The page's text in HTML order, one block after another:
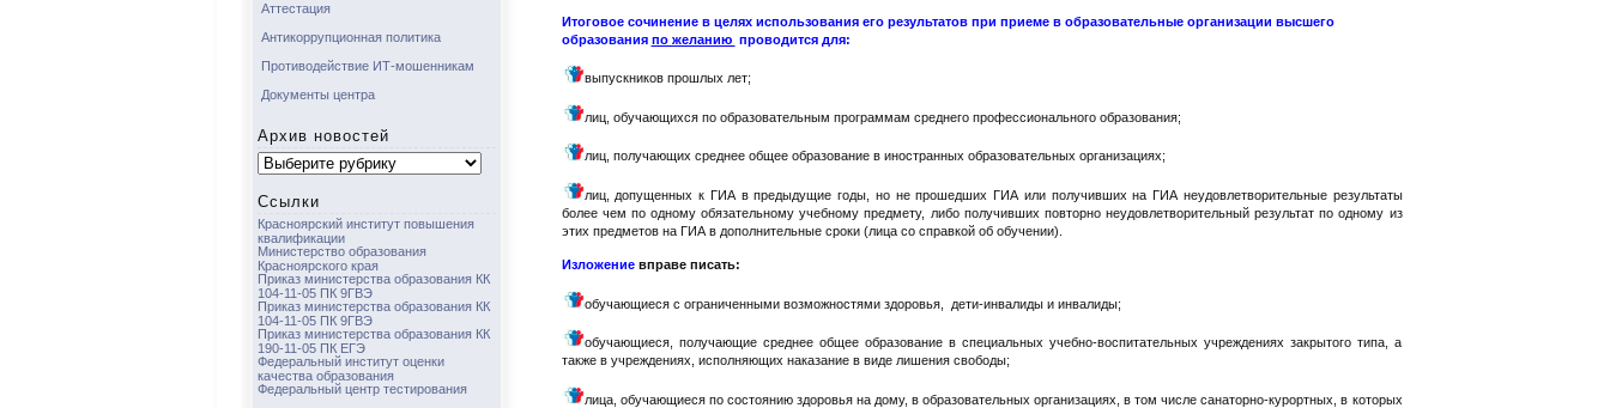
Итоговое сочинение в целях использования его результатов при приеме в образовательные организации высшего
образования по желанию проводится для:
выпускников прошлых лет;
лиц, обучающихся по образовательным программам среднего профессионального образования;
лиц, получающих среднее общее образование в иностранных образовательных организациях;
лиц, допущенных к ГИА в предыдущие годы, но не прошедших ГИА или получивших на ГИА неудовлетворительные результаты
более чем по одному обязательному учебному предмету, либо получивших повторно неудовлетворительный результат по одному из
этих предметов на ГИА в дополнительные сроки (лица со справкой об обучении).
Изложениевправе писать:
обучающиеся с ограниченными возможностями здоровья, дети-инвалиды и инвалиды;
обучающиеся, получающие среднее общее образование в специальных учебно-воспитательных учреждениях закрытого типа, а
также в учреждениях, исполняющих наказание в виде лишения свободы;
лица, обучающиеся по состоянию здоровья на дому, в образовательных организациях, в том числе санаторно-курортных, в которых
Аттестация
Антикоррупционная политика
Противодействие ИТ-мошенникам
Документы центра
Архив новостей
Архив
новостей
Ссылки
Красноярский институт повышения
квалификации
Министерство образования
Красноярского края
Приказ министерства образования КК
104-11-05 ПК 9ГВЭ
Приказ министерства образования КК
104-11-05 ПК 9ГВЭ
Приказ министерства образования КК
190-11-05 ПК ЕГЭ
Федеральный институт оценки
качества образования
Федеральный центр тестирования